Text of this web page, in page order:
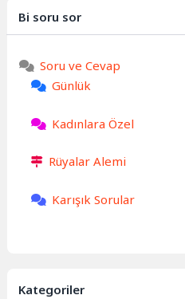
Bi soru sor
Soru ve Cevap
Günlük
Kadınlara Özel
Rüyalar Alemi
Karışık Sorular
Kategoriler